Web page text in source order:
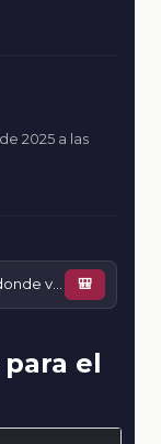
2025 a las
Los animales y el lugar donde viven 🎒
el